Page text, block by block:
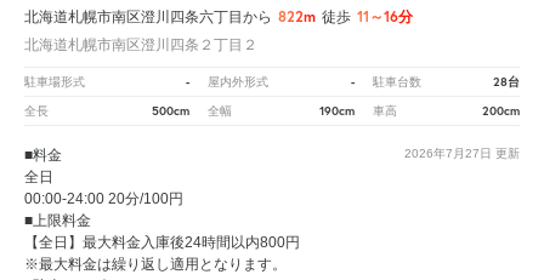
北海道札幌市南区澄川四条六丁目から 822m 徒歩 11～16分
北海道札幌市南区澄川四条２丁目２
駐車場形式 - 屋内外形式 - 駐車台数 28台
全長 500cm 全幅 190cm 車高 200cm
2026年7月27日 更新
■料金
全日
00:00-24:00 20分/100円
■上限料金
【全日】最大料金入庫後24時間以内800円
※最大料金は繰り返し適用となります。